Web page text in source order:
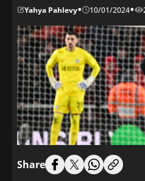
Yahya Pahlevy• 10/01/2024•
Share